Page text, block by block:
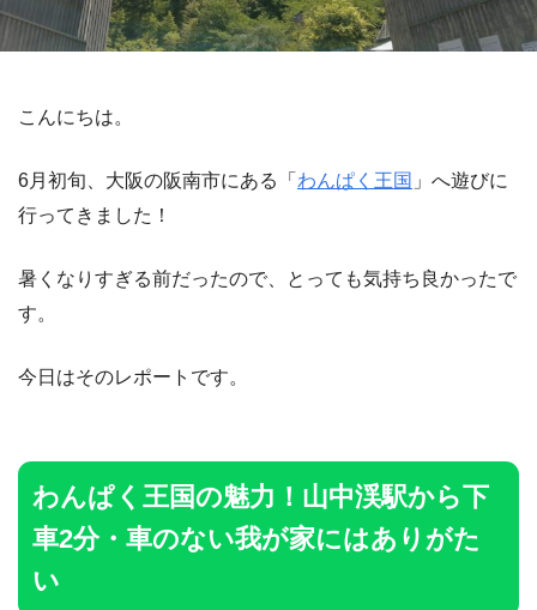
こんにちは。
6月初旬、大阪の阪南市にある「 わんぱく王国 」へ遊びに
行ってきました！
暑くなりすぎる前だったので、とっても気持ち良かったで
す。
今日はそのレポートです。
わんぱく王国の魅力！山中渓駅から下
車2分・車のない我が家にはありがた
い